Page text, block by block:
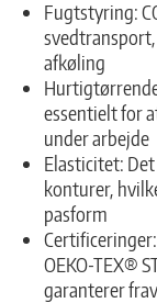
Fugtstyring:
afkøling
essentielt for
under arbejde
Elasticitet:
konturer,
pasform
Certificeringer:
OEKO-TEX®
garanterer